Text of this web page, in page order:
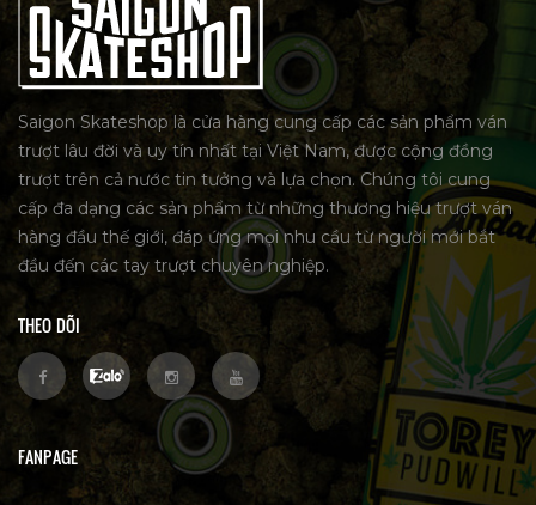
Saigon Skateshop là cửa hàng cung cấp các sản phẩm ván
trượt lâu đời và uy tín nhất tại Việt Nam, được cộng đồng
trượt trên cả nước tin tưởng và lựa chọn. Chúng tôi cung
cấp đa dạng các sản phẩm từ những thương hiệu trượt ván
hàng đầu thế giới, đáp ứng mọi nhu cầu từ người mới bắt
đầu đến các tay trượt chuyên nghiệp.
THEO DÕI
FANPAGE